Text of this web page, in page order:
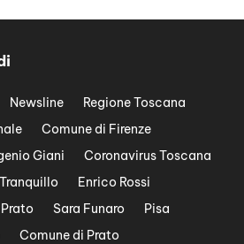
Newsline
Regione Toscana
Comune di Firenze
Giani
Coronavirus Toscana
Enrico Rossi
Prato Sara Funaro
Pisa
Comune di Prato